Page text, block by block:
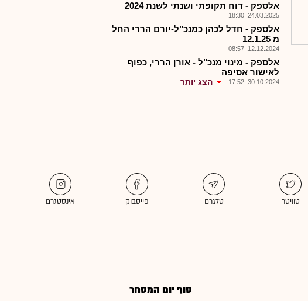
אלספק - דוח תקופתי ושנתי לשנת 2024
24.03.2025, 18:30
אלספק - חדל לכהן כמנכ"ל-יורם הררי החל
מ 12.1.25
12.12.2024, 08:57
אלספק - מינוי מנכ"ל - אורן הררי, כפוף
לאישור אסיפה
30.10.2024, 17:52 הצג יותר
סוף יום המסחר